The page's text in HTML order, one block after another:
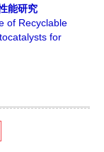
能研究
of Recyclable
for